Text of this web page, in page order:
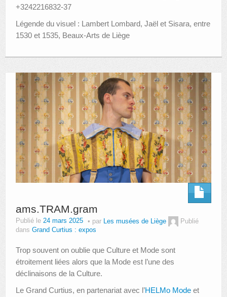
+3242216832-37
Légende du visuel : Lambert Lombard, Jaël et Sisara, entre
1530 et 1535, Beaux-Arts de Liège
ams.TRAM.gram
Publié le 24 mars 2025 par Les musées de Liège
Publié
dans Grand Curtius : expos
Trop souvent on oublie que Culture et Mode sont
étroitement liées alors que la Mode est l’une des
déclinaisons de la Culture.
Le Grand Curtius, en partenariat avec l’HELMo Mode et